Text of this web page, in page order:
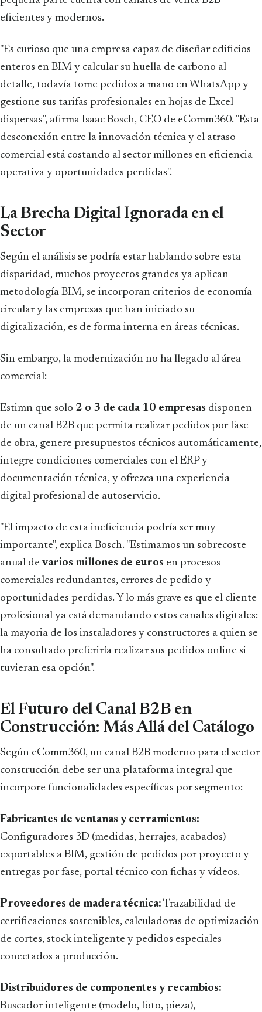
eficientes y modernos.
"Es curioso que una empresa capaz de diseñar edificios
enteros en BIM y calcular su huella de carbono al
detalle, todavía tome pedidos a mano en WhatsApp y
gestione sus tarifas profesionales en hojas de Excel
dispersas", afirma Isaac Bosch, CEO de eComm360. "Esta
desconexión entre la innovación técnica y el atraso
comercial está costando al sector millones en eficiencia
operativa y oportunidades perdidas".
La Brecha Digital Ignorada en el
Sector
Según el análisis se podría estar hablando sobre esta
disparidad, muchos proyectos grandes ya aplican
metodología BIM, se incorporan criterios de economía
circular y las empresas que han iniciado su
digitalización, es de forma interna en áreas técnicas.
Sin embargo, la modernización no ha llegado al área
comercial:
Estimn que solo 2 o 3 de cada 10 empresas disponen
de un canal B2B que permita realizar pedidos por fase
de obra, genere presupuestos técnicos automáticamente,
integre condiciones comerciales con el ERP y
documentación técnica, y ofrezca una experiencia
digital profesional de autoservicio.
"El impacto de esta ineficiencia podría ser muy
importante", explica Bosch. "Estimamos un sobrecoste
anual de varios millones de euros en procesos
comerciales redundantes, errores de pedido y
oportunidades perdidas. Y lo más grave es que el cliente
profesional ya está demandando estos canales digitales:
la mayoria de los instaladores y constructores a quien se
ha consultado preferiría realizar sus pedidos online si
tuvieran esa opción".
El Futuro del Canal B2B en
Construcción: Más Allá del Catálogo
Según eComm360, un canal B2B moderno para el sector
construcción debe ser una plataforma integral que
incorpore funcionalidades específicas por segmento:
Fabricantes de ventanas y cerramientos:
Configuradores 3D (medidas, herrajes, acabados)
exportables a BIM, gestión de pedidos por proyecto y
entregas por fase, portal técnico con fichas y vídeos.
Proveedores de madera técnica: Trazabilidad de
certificaciones sostenibles, calculadoras de optimización
de cortes, stock inteligente y pedidos especiales
conectados a producción.
Distribuidores de componentes y recambios:
Buscador inteligente (modelo, foto, pieza),